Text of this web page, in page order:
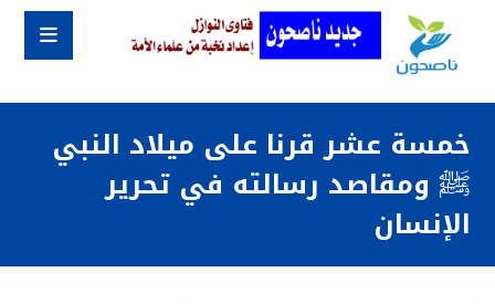
خمسة عشر قرنا على ميلاد النبي
ﷺ ومقاصد رسالته في تحرير
الإنسان